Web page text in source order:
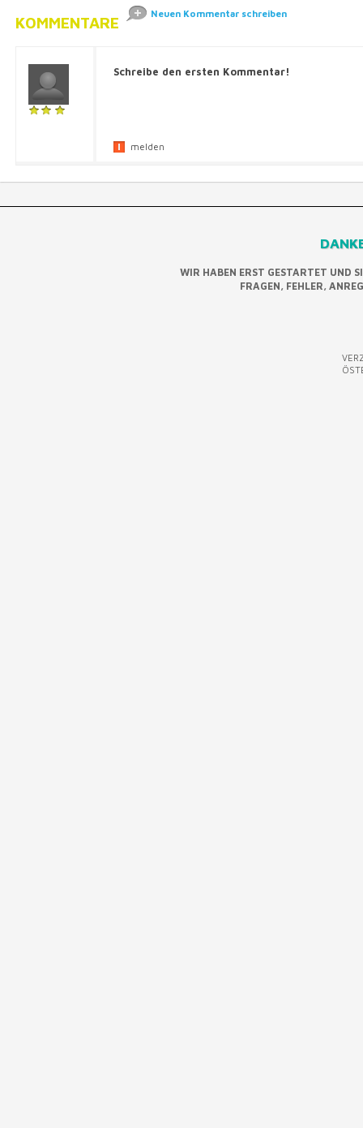
KOMMENTARE Neuen Kommentar schreiben
Schreibe den ersten Kommentar!
melden
WIR HABEN ERST GESTARTET UND
FRAGEN, FEHLER,